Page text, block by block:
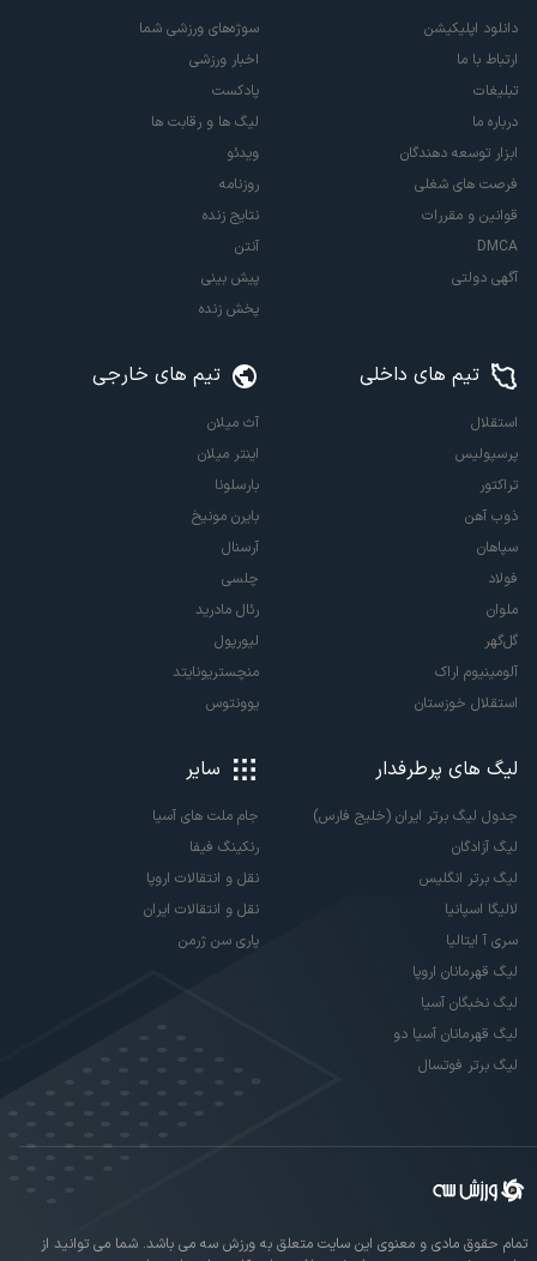
دانلود اپلیکیشن
ارتباط با ما
تبلیغات
درباره ما
ابزار توسعه دهندگان
فرصت های شغلی
قوانین و مقررات
DMCA
آگهی دولتی
سوژه‌های ورزشی شما
اخبار ورزشی
پادکست
لیگ ها و رقابت ها
ویدئو
روزنامه
نتایج زنده
آنتن
پیش بینی
پخش زنده
تیم های داخلی
استقلال
پرسپولیس
تراکتور
ذوب آهن
سپاهان
فولاد
ملوان
گل‌گهر
آلومینیوم اراک
استقلال خوزستان
تیم های خارجی
آث میلان
اینتر میلان
بارسلونا
بایرن مونیخ
آرسنال
چلسی
رئال مادرید
لیورپول
منچستریونایتد
یوونتوس
لیگ های پرطرفدار
جدول لیگ برتر ایران (خلیج فارس)
لیگ آزادگان
لیگ برتر انگلیس
لالیگا اسپانیا
سری آ ایتالیا
لیگ قهرمانان اروپا
لیگ نخبگان آسیا
لیگ قهرمانان آسیا دو
لیگ برتر فوتسال
سایر
جام ملت های آسیا
رنکینگ فیفا
نقل و انتقالات اروپا
نقل و انتقالات ایران
پاری سن ژرمن
تمام حقوق مادی و معنوی این سایت متعلق به ورزش سه می باشد. شما می توانید از